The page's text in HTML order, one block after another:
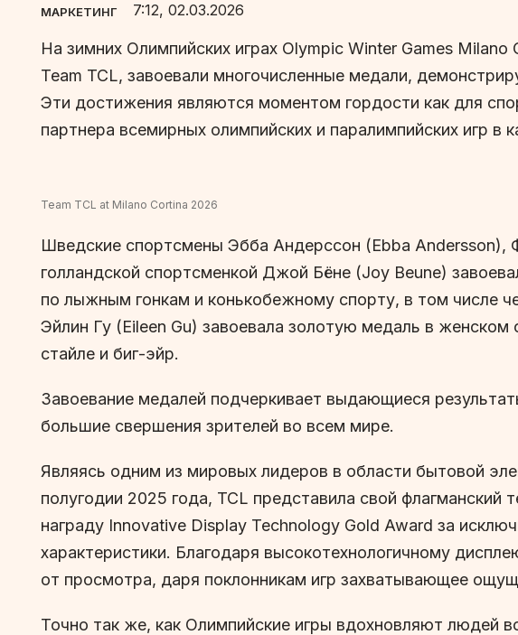
МАРКЕТИНГ 7:12, 02.03.2026
На зимних Олимпийских играх Olympic Winter Games
Team TCL, завоевали многочисленные медали,
Эти достижения являются моментом гордости как для
партнера всемирных олимпийских и паралимпийских игр
Team TCL at Milano Cortina 2026
Шведские спортсмены Эбба Андерссон (Ebba Andersson),
голландской спортсменкой Джой Бёне (Joy Beune)
по лыжным гонкам и конькобежному спорту, в том числе
Эйлин Гу (Eileen Gu) завоевала золотую медаль в
стайле и биг-эйр.
Завоевание медалей подчеркивает выдающиеся
большие свершения зрителей во всем мире.
Являясь одним из мировых лидеров в области бытовой
полугодии 2025 года, TCL представила свой флагманский
награду Innovative Display Technology Gold Award за
характеристики. Благодаря высокотехнологичному
от просмотра, даря поклонникам игр захватывающее
Точно так же, как Олимпийские игры вдохновляют людей